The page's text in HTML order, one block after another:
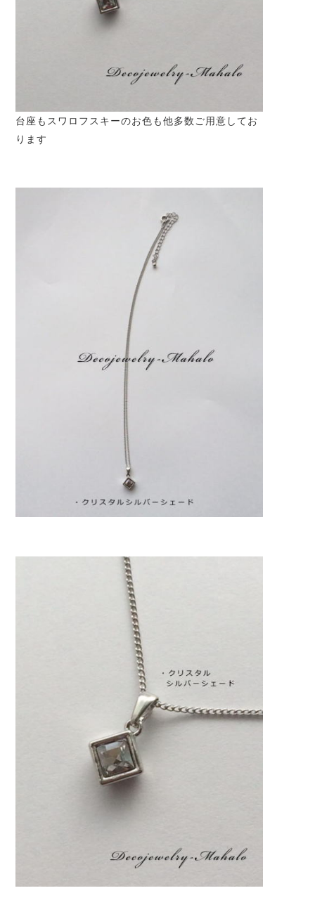
台座もスワロフスキーのお色も他多数ご用意してお
ります